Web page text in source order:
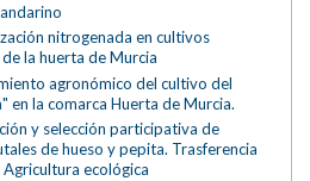
nitrogenada en cultivos
la huerta de Murcia
agronómico del cultivo del
en la comarca Huerta de Murcia.
y selección participativa de
de hueso y pepita. Trasferencia
ecológica